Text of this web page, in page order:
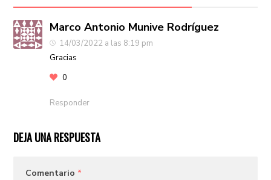
Marco Antonio Munive Rodríguez
14/03/2022 a las 8:19 pm
Gracias
0
Responder
DEJA UNA RESPUESTA
Comentario *